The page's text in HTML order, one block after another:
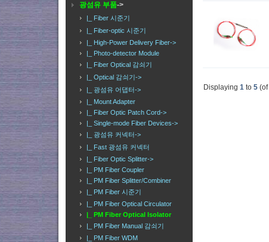
광섬유 부품->
|_ Fiber 시준기
|_ Fiber-optic 시준기
|_ High-Power Delivery Fiber->
|_ Photo-detector Module
|_ Fiber Optical 감쇠기
|_ Optical 감쇠기->
|_ 광섬유 어댑터->
|_ Mount Adapter
|_ Fiber Optic Patch Cord->
|_ Single-mode Fiber Devices->
|_ 광섬유 커넥터->
|_ Fast 광섬유 커넥터
|_ Fiber Optic Splitter->
|_ PM Fiber Coupler
|_ PM Fiber Splitter/Combiner
|_ PM Fiber 시준기
|_ PM Fiber Optical Circulator
|_ PM Fiber Optical Isolator
|_ PM Fiber Manual 감쇠기
|_ PM Fiber WDM
Displaying 1to 5(of